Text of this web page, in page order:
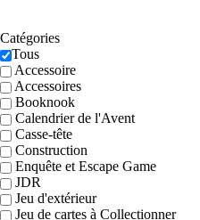
Catégories
Tous
Accessoire
Accessoires
Booknook
Calendrier de l'Avent
Casse-tête
Construction
Enquête et Escape Game
JDR
Jeu d'extérieur
Jeu de cartes à Collectionner